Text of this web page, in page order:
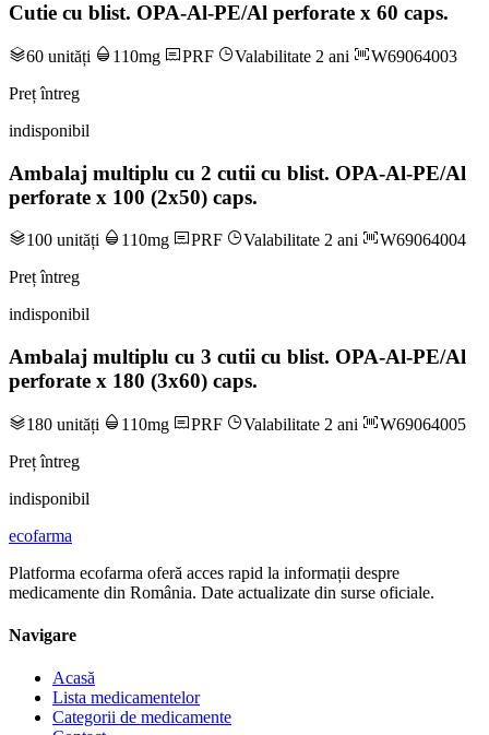
Cutie cu blist. OPA-Al-PE/Al perforate x 60 caps.
60 unități 110mg PRF Valabilitate 2 ani
W69064003
Preț întreg
indisponibil
Ambalaj multiplu cu 2 cutii cu blist. OPA-Al-PE/Al
perforate x 100 (2x50) caps.
100 unități 110mg PRF Valabilitate 2 ani
W69064004
Preț întreg
indisponibil
Ambalaj multiplu cu 3 cutii cu blist. OPA-Al-PE/Al
perforate x 180 (3x60) caps.
180 unități 110mg PRF Valabilitate 2 ani
W69064005
Preț întreg
indisponibil
ecofarma
Platforma ecofarma oferă acces rapid la informații despre
medicamente din România. Date actualizate din surse oficiale.
Navigare
Acasă
Lista medicamentelor
Categorii de medicamente